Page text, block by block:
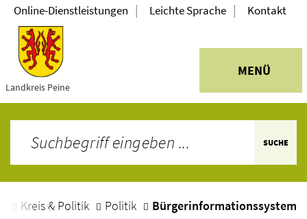
Landkreis Peine
MENÜ
Online-Dienstleistungen | Leichte Sprache | Kontakt
SUCHE
Kreis & Politik Politik Bürgerinformationssystem